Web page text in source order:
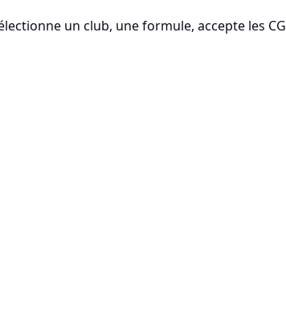
un club, une formule, accepte les